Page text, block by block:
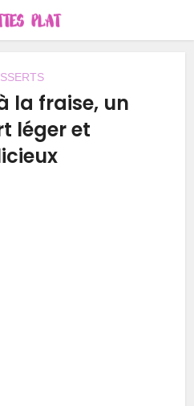
la fraise, un
léger et